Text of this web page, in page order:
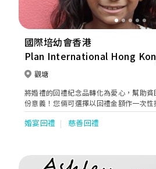
國際培幼會香港
Plan International Hong
觀塘
將婚禮的回禮紀念品轉化為愛心，幫助
份意義！您倆可選擇以回禮金額作一次
助世界上有需要的孩子。而培幼會將為
咭，將這份愛心傳遞開去！
婚宴回禮 慈善回禮